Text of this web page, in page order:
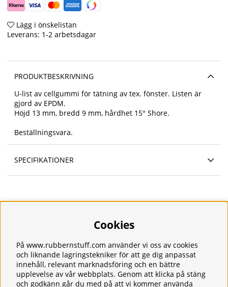
Lägg i önskelistan
Leverans: 1-2 arbetsdagar
PRODUKTBESKRIVNING
U-list av cellgummi för tätning av tex. fönster. Listen är
gjord av EPDM.
Höjd 13 mm, bredd 9 mm, hårdhet 15° Shore.
Beställningsvara.
SPECIFIKATIONER
Frakt
Integritetspolicy
Kontakt
Kundservice
Om oss
Cookies
På www.rubbernstuff.com använder vi oss av cookies
och liknande lagringstekniker för att ge dig anpassat
innehåll, relevant marknadsföring och en bättre
upplevelse av vår webbplats. Genom att klicka på stäng
och godkänn går du med på att vi kommer använda